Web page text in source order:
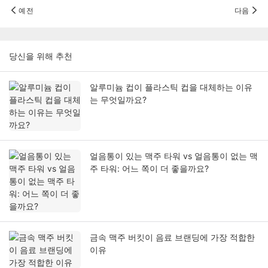
예전 다음
당신을 위해 추천
알루미늄 컵이 플라스틱 컵을 대체하는 이유
는 무엇일까요?
얼음통이 있는 맥주 타워 vs 얼음통이 없는 맥
주 타워: 어느 쪽이 더 좋을까요?
금속 맥주 버킷이 음료 브랜딩에 가장 적합한
이유